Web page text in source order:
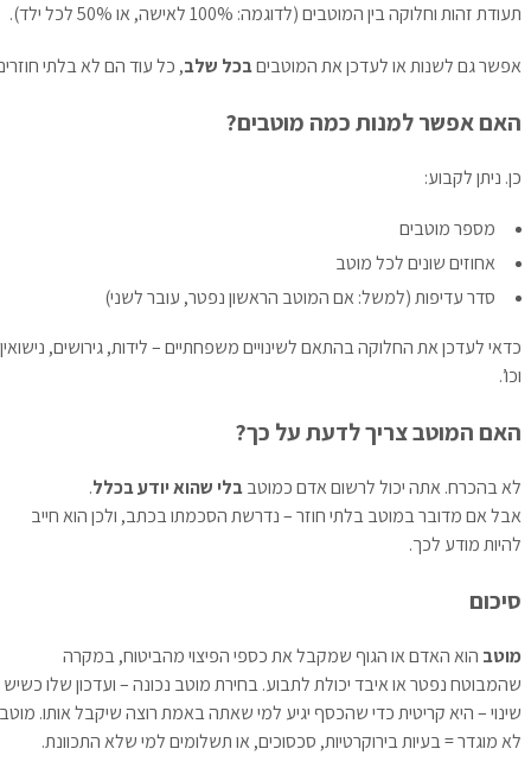
תעודת זהות וחלוקה בין המוטבים (לדוגמה: 100% לאישה, או 50% לכל ילד).
אפשר גם לשנות או לעדכן את המוטביםבכל שלב, כל עוד הם לא בלתי חוזרים.
האם אפשר למנות כמה מוטבים?
כן. ניתן לקבוע:
מספר מוטבים
אחוזים שונים לכל מוטב
סדר עדיפות (למשל: אם המוטב הראשון נפטר, עובר לשני)
כדאי לעדכן את החלוקה בהתאם לשינויים משפחתיים – לידות, גירושים, נישואין
וכו’.
האם המוטב צריך לדעת על כך?
לא בהכרח. אתה יכול לרשום אדם כמוטבבלי שהוא יודע בכלל.
אבל אם מדובר במוטב בלתי חוזר – נדרשת הסכמתו בכתב, ולכן הוא חייב
להיות מודע לכך.
סיכום
מוטבהוא האדם או הגוף שמקבל את כספי הפיצוי מהביטוח, במקרה
שהמבוטח נפטר או איבד יכולת לתבוע. בחירת מוטב נכונה – ועדכון שלו כשיש
שינוי – היא קריטית כדי שהכסף יגיע למי שאתה באמת רוצה שיקבל אותו. מוטב
לא מוגדר = בעיות בירוקרטיות, סכסוכים, או תשלומים למי שלא התכוונת.